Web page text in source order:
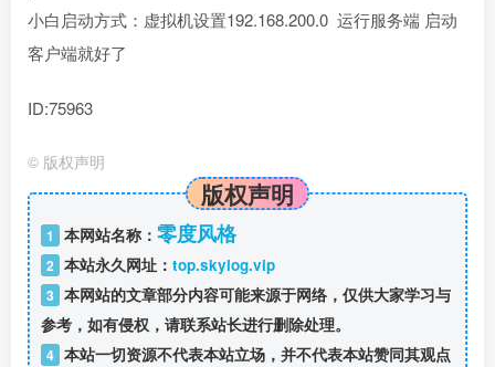
小白启动方式：虚拟机设置192.168.200.0 运行服务端 启动
客户端就好了
ID:75963
© 版权声明
版权声明
1 本网站名称： 零度风格
2 本站永久网址： top.skylog.vip
3 本网站的文章部分内容可能来源于网络，仅供大家学习与
参考，如有侵权，请联系站长进行删除处理。
4 本站一切资源不代表本站立场，并不代表本站赞同其观点